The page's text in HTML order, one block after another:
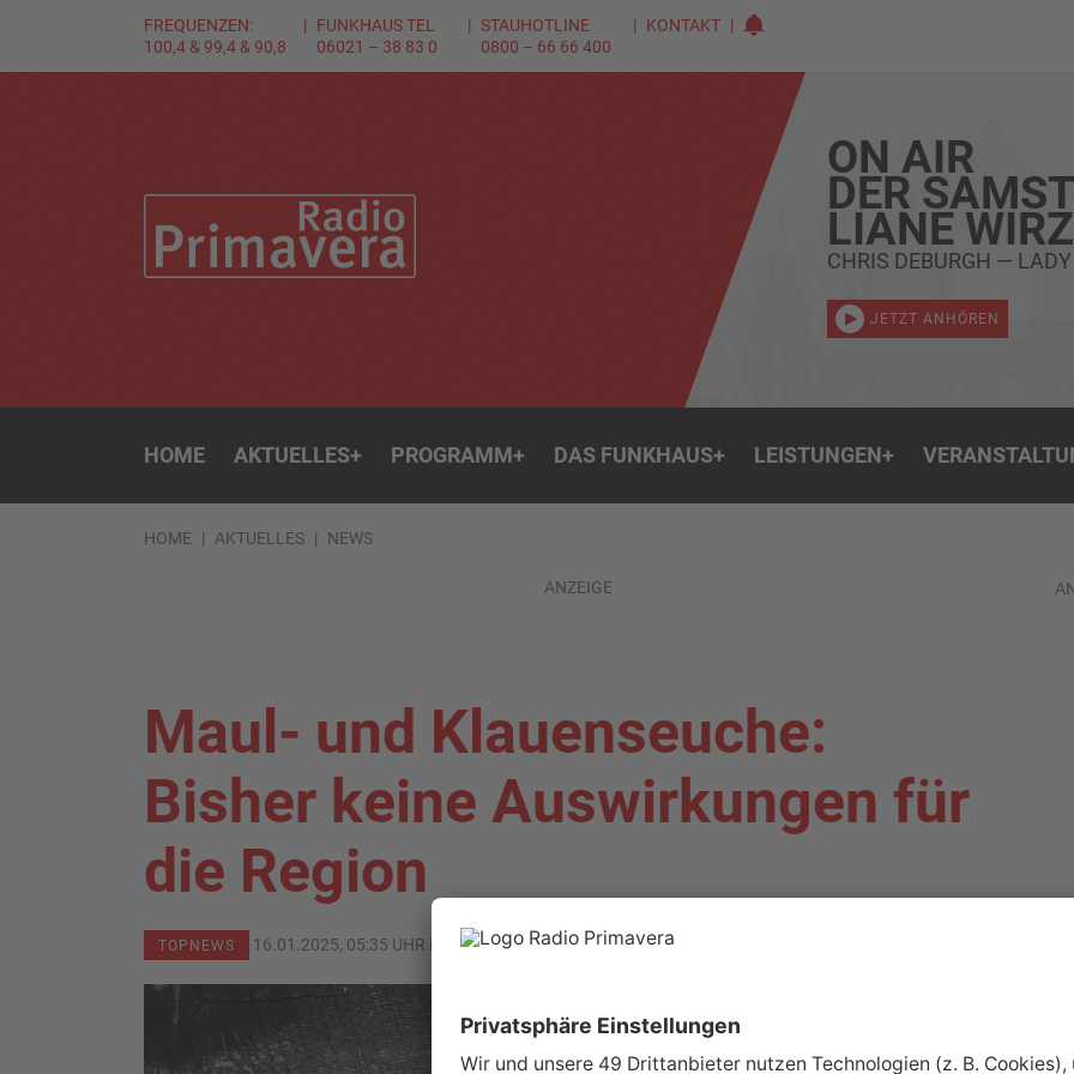
FREQUENZEN:
100,4 & 99,4 & 90,8
FUNKHAUS TEL
06021 – 38 83 0
STAUHOTLINE
0800 – 66 66 400
KONTAKT
ON AIR
DER
LIANE
CHRIS DEBURGH —
JETZT ANHÖREN
HOME AKTUELLES+ PROGRAMM+ DAS FUNKHAUS+ LEISTUNGEN+
HOME AKTUELLES NEWS
ANZEIGE
Maul- und Klauenseuche:
Bisher keine Auswirkungen für
die Region
TOPNEWS 16.01.2025, 05:35 UHR IN PRIMAVERALAND